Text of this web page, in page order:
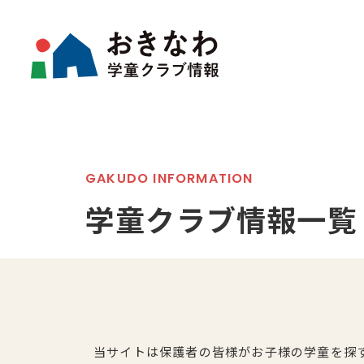
GAKUDO INFORMATION
学童クラブ情報一覧
当サイトは保護者の皆様がお子様の学童を